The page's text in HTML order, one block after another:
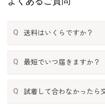
Q 送料はいくらですか？
Q 最短でいつ届きますか？
Q 試着して合わなかったら